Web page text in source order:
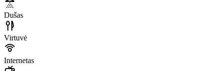
Dušas
Virtuvė
Internetas